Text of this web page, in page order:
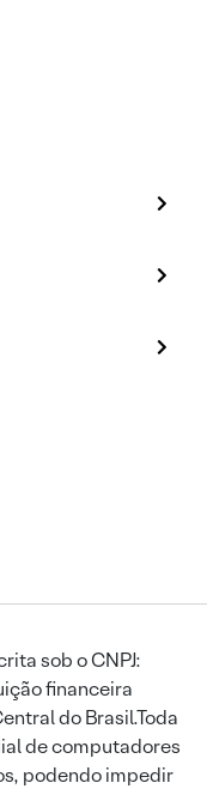
sob o CNPJ:
financeira
do Brasil.Toda
de computadores
podendo impedir